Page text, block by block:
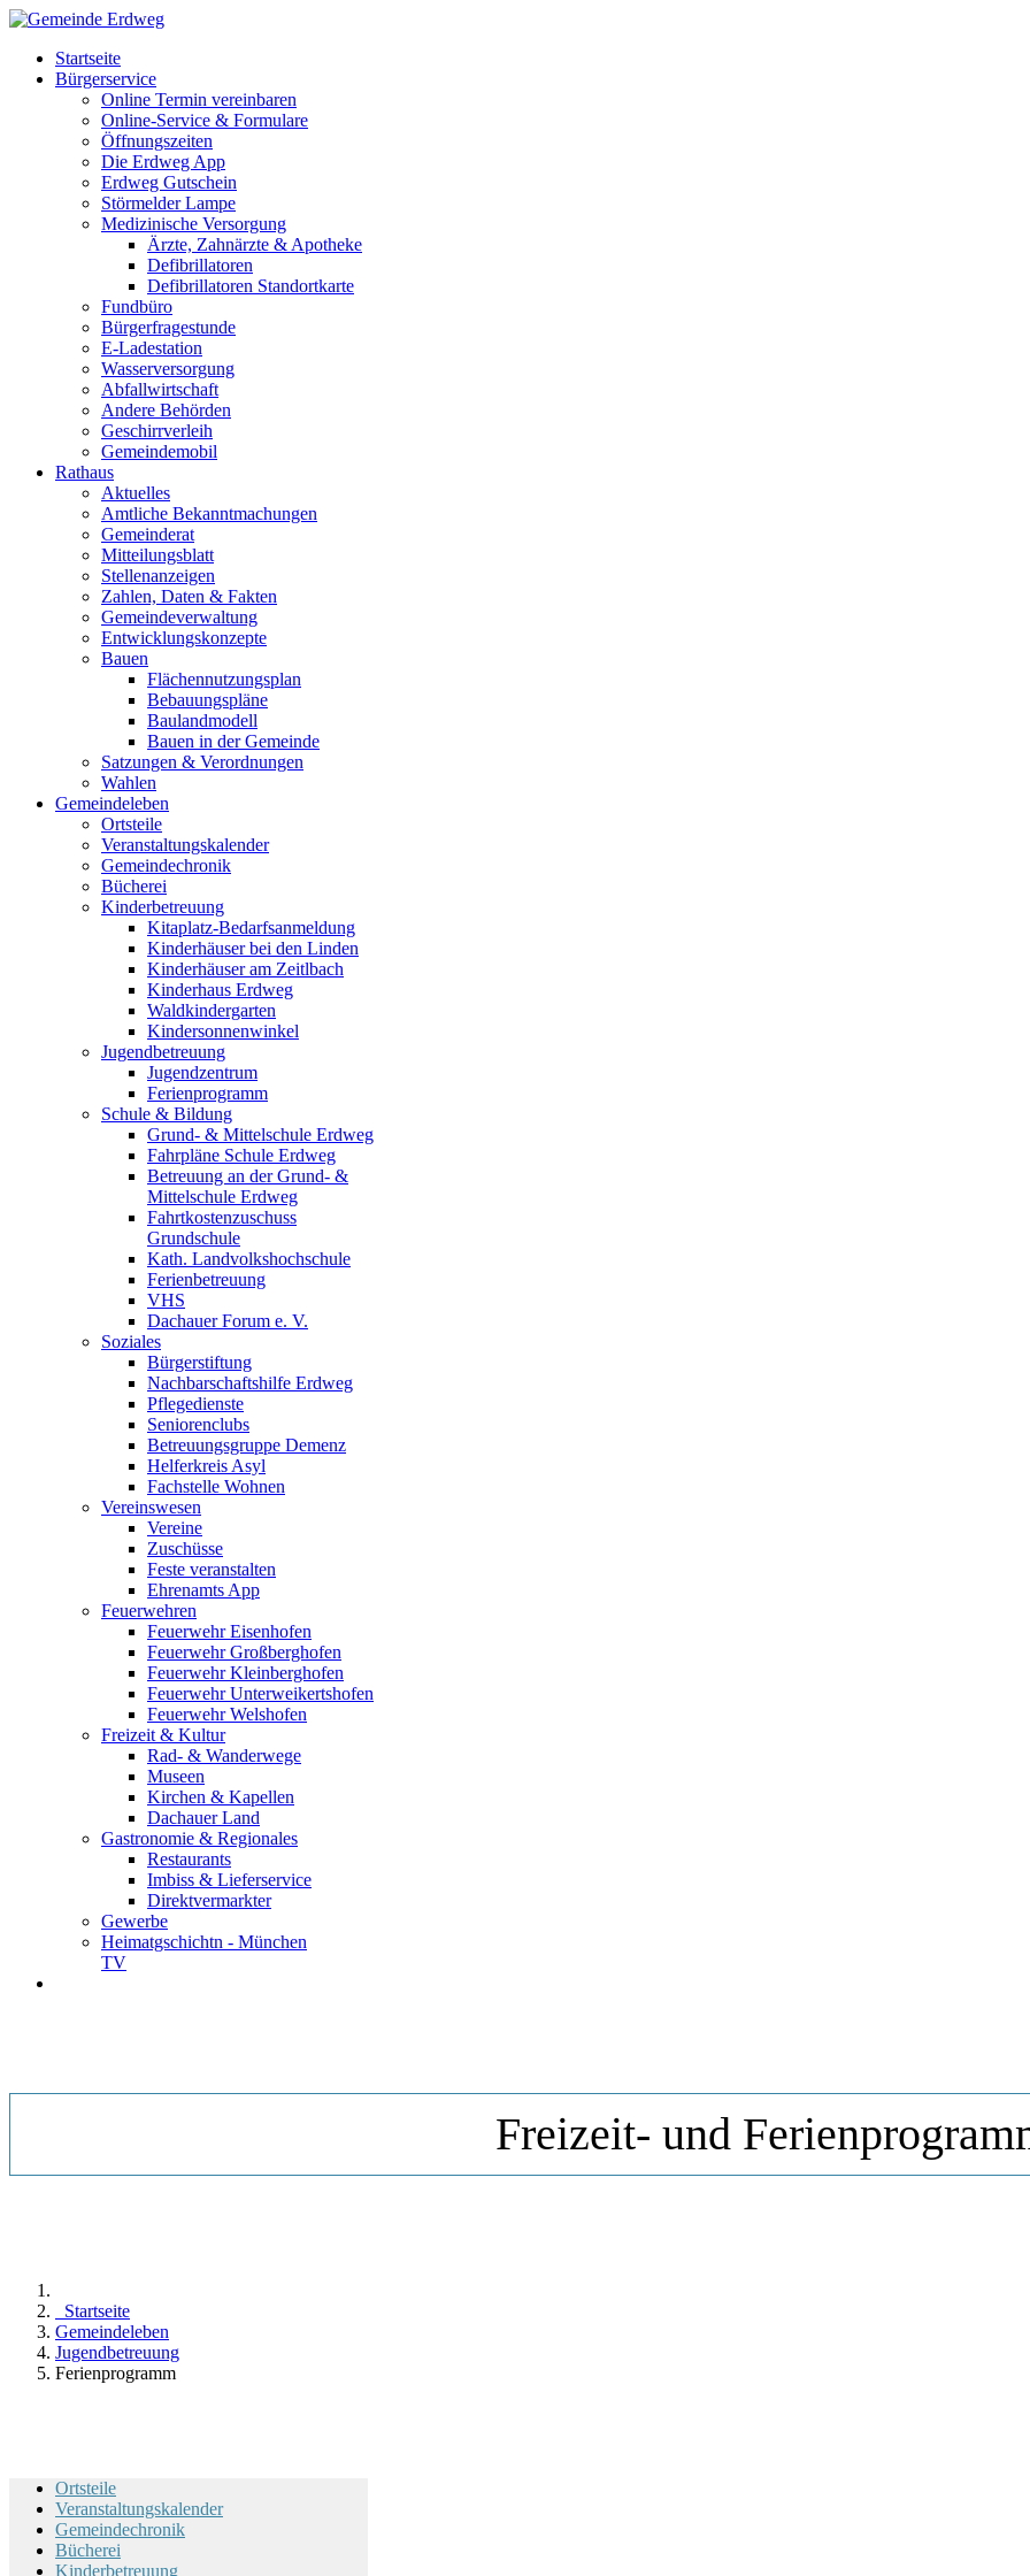
Startseite
Bürgerservice
Online Termin vereinbaren
Online-Service & Formulare
Öffnungszeiten
Die Erdweg App
Erdweg Gutschein
Störmelder Lampe
Medizinische Versorgung
Ärzte, Zahnärzte & Apotheke
Defibrillatoren
Defibrillatoren Standortkarte
Fundbüro
Bürgerfragestunde
E-Ladestation
Wasserversorgung
Abfallwirtschaft
Andere Behörden
Geschirrverleih
Gemeindemobil
Rathaus
Aktuelles
Amtliche Bekanntmachungen
Gemeinderat
Mitteilungsblatt
Stellenanzeigen
Zahlen, Daten & Fakten
Gemeindeverwaltung
Entwicklungskonzepte
Bauen
Flächennutzungsplan
Bebauungspläne
Baulandmodell
Bauen in der Gemeinde
Satzungen & Verordnungen
Wahlen
Gemeindeleben
Ortsteile
Veranstaltungskalender
Gemeindechronik
Bücherei
Kinderbetreuung
Kitaplatz-Bedarfsanmeldung
Kinderhäuser bei den Linden
Kinderhäuser am Zeitlbach
Kinderhaus Erdweg
Waldkindergarten
Kindersonnenwinkel
Jugendbetreuung
Jugendzentrum
Ferienprogramm
Schule & Bildung
Grund- & Mittelschule Erdweg
Fahrpläne Schule Erdweg
Betreuung an der Grund- &
Mittelschule Erdweg
Fahrtkostenzuschuss
Grundschule
Kath. Landvolkshochschule
Ferienbetreuung
VHS
Dachauer Forum e. V.
Soziales
Bürgerstiftung
Nachbarschaftshilfe Erdweg
Pflegedienste
Seniorenclubs
Betreuungsgruppe Demenz
Helferkreis Asyl
Fachstelle Wohnen
Vereinswesen
Vereine
Zuschüsse
Feste veranstalten
Ehrenamts App
Feuerwehren
Feuerwehr Eisenhofen
Feuerwehr Großberghofen
Feuerwehr Kleinberghofen
Feuerwehr Unterweikertshofen
Feuerwehr Welshofen
Freizeit & Kultur
Rad- & Wanderwege
Museen
Kirchen & Kapellen
Dachauer Land
Gastronomie & Regionales
Restaurants
Imbiss & Lieferservice
Direktvermarkter
Gewerbe
Heimatgschichtn - München
TV
Freizeit- und
Startseite
Gemeindeleben
Jugendbetreuung
Ferienprogramm
Ortsteile
Veranstaltungskalender
Gemeindechronik
Bücherei
Kinderbetreuung